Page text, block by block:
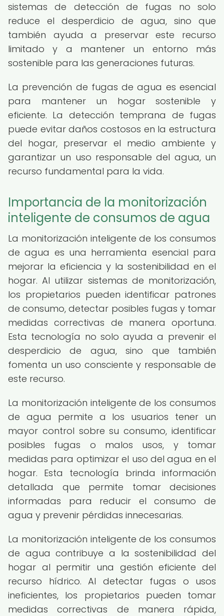
sistemas de detección de fugas no solo
reduce el desperdicio de agua, sino que
también ayuda a preservar este recurso
limitado y a mantener un entorno más
sostenible para las generaciones futuras.
La prevención de fugas de agua es esencial
para mantener un hogar sostenible y
eficiente. La detección temprana de fugas
puede evitar daños costosos en la estructura
del hogar, preservar el medio ambiente y
garantizar un uso responsable del agua, un
recurso fundamental para la vida.
Importancia de la monitorización
inteligente de consumos de agua
La monitorización inteligente de los consumos
de agua es una herramienta esencial para
mejorar la eficiencia y la sostenibilidad en el
hogar. Al utilizar sistemas de monitorización,
los propietarios pueden identificar patrones
de consumo, detectar posibles fugas y tomar
medidas correctivas de manera oportuna.
Esta tecnología no solo ayuda a prevenir el
desperdicio de agua, sino que también
fomenta un uso consciente y responsable de
este recurso.
La monitorización inteligente de los consumos
de agua permite a los usuarios tener un
mayor control sobre su consumo, identificar
posibles fugas o malos usos, y tomar
medidas para optimizar el uso del agua en el
hogar. Esta tecnología brinda información
detallada que permite tomar decisiones
informadas para reducir el consumo de
agua y prevenir pérdidas innecesarias.
La monitorización inteligente de los consumos
de agua contribuye a la sostenibilidad del
hogar al permitir una gestión eficiente del
recurso hídrico. Al detectar fugas o usos
ineficientes, los propietarios pueden tomar
medidas correctivas de manera rápida,